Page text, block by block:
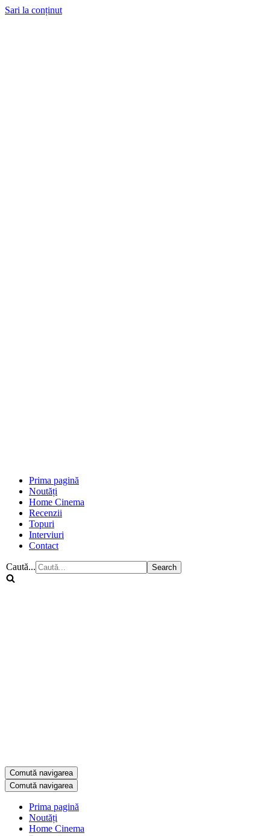
Sari la conținut
Prima pagină
Noutăți
Home Cinema
Recenzii
Topuri
Interviuri
Contact
Caută...
Comută navigarea
Comută navigarea
Prima pagină
Noutăți
Home Cinema